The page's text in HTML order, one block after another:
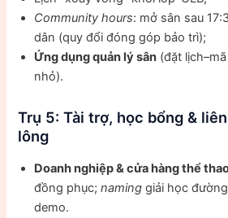
Community hours: mở sân sau
dân (quy đổi đóng góp bảo trì);
Ứng dụng quản lý sân (đặt
nhỏ).
Trụ 5: Tài trợ, học bổng &
lông
Doanh nghiệp & cửa hàng thể
đồng phục;naming giải học
demo.